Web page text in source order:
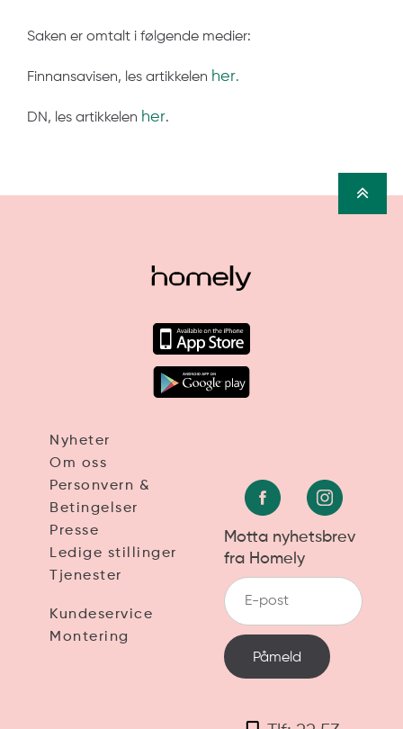
Saken er omtalt i følgende medier:
Finnansavisen, les artikkelen her.
DN, les artikkelen her.
Nyheter
Om oss
Personvern &
Betingelser
Presse
Ledige stillinger
Tjenester
Kundeservice
Montering
Motta nyhetsbrev
fra Homely